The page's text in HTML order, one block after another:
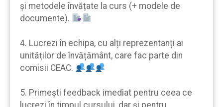
şi metodele învățate la curs (+ modele de
documente).
4. Lucrezi în echipa, cu alți reprezentanți ai
unităților de învățământ, care fac parte din
comisii CEAC.
5. Primeşti feedback imediat pentru ceea ce
lucrezi în timpul cursului, dar şi pentru